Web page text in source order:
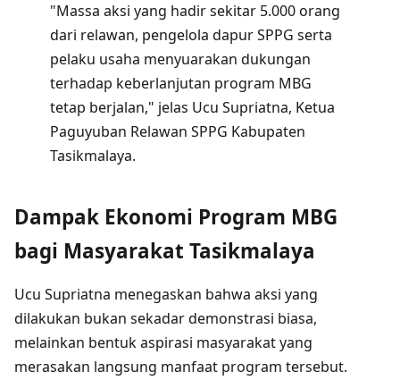
"Massa aksi yang hadir sekitar 5.000 orang
dari relawan, pengelola dapur SPPG serta
pelaku usaha menyuarakan dukungan
terhadap keberlanjutan program MBG
tetap berjalan," jelas Ucu Supriatna, Ketua
Paguyuban Relawan SPPG Kabupaten
Tasikmalaya.
Dampak Ekonomi Program MBG
bagi Masyarakat Tasikmalaya
Ucu Supriatna menegaskan bahwa aksi yang
dilakukan bukan sekadar demonstrasi biasa,
melainkan bentuk aspirasi masyarakat yang
merasakan langsung manfaat program tersebut.